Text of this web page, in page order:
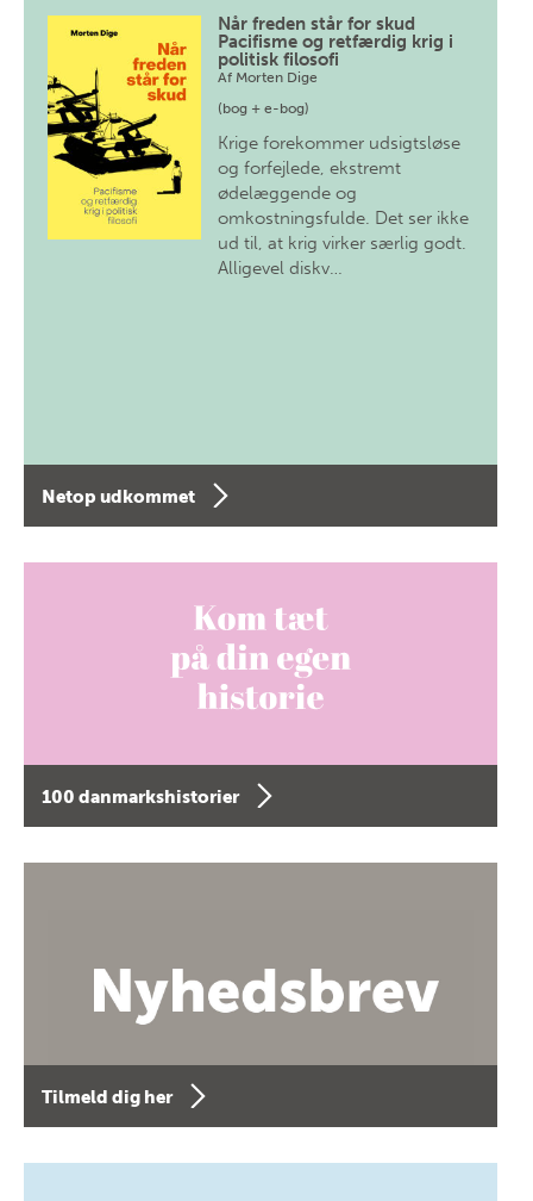
Når freden står for skud
Pacifisme og retfærdig krig i
politisk filosofi
Af Morten Dige
(bog + e-bog)
Krige forekommer udsigtsløse
og forfejlede, ekstremt
ødelæggende og
omkostningsfulde. Det ser ikke
ud til, at krig virker særlig godt.
Alligevel diskv…
Netop udkommet
100 danmarkshistorier
Tilmeld dig her